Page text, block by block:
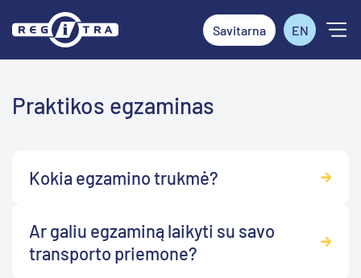
Savitarna EN
Praktikos egzaminas
Kokia egzamino trukmė?
Ar galiu egzaminą laikyti su savo
transporto priemone?